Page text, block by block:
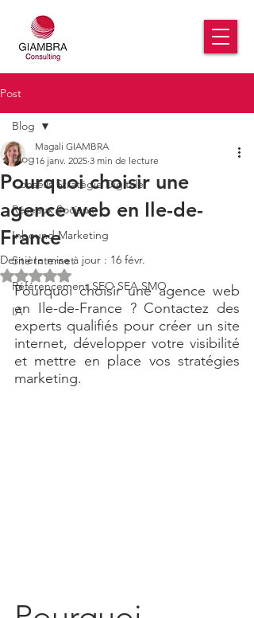
Post
Blog
Conseils Stratégie Digitale
Réseaux Sociaux
Inbound Marketing
Site Internet
Référencement SEO SEA SMO
IA
Blog
Pourquoi choisir une
agence web en Ile-de-
France
Magali GIAMBRA
16 janv. 2025 3 min de lecture
Dernière mise à jour : 16 févr.
Noté NaN étoiles sur 5.
Pourquoi choisir une agence web
en Ile-de-France ? Contactez des
experts qualifiés pour créer un site
internet, développer votre visibilité
et mettre en place vos stratégies
marketing.